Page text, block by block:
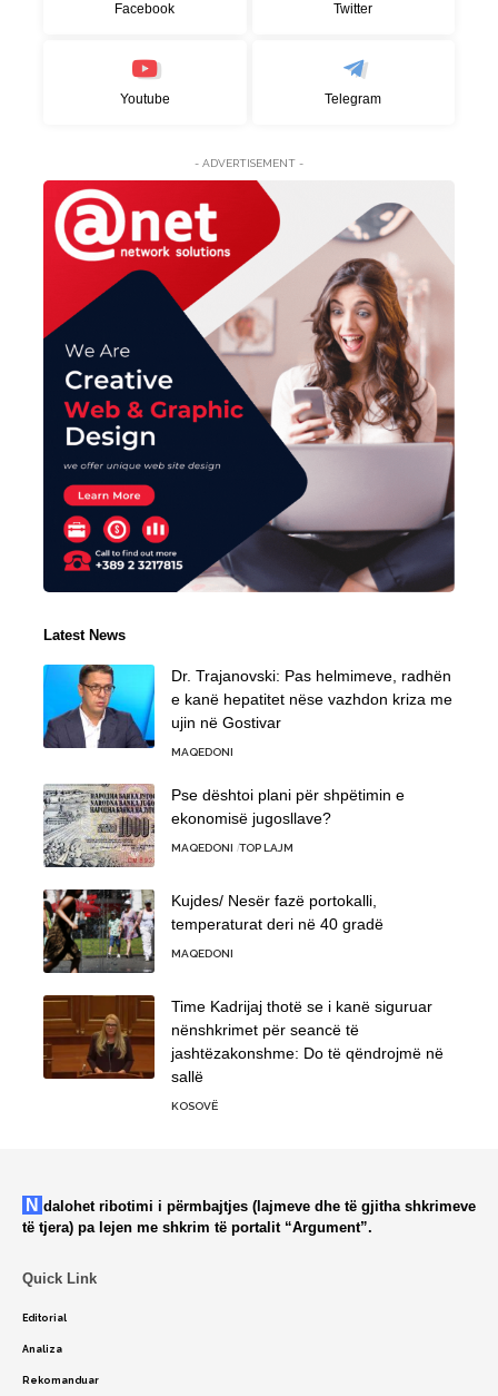
Facebook Twitter
Youtube Telegram
- ADVERTISEMENT -
Latest News
Dr. Trajanovski: Pas helmimeve, radhën
e kanë hepatitet nëse vazhdon kriza me
ujin në Gostivar
MAQEDONI
Pse dështoi plani për shpëtimin e
ekonomisë jugosllave?
MAQEDONI TOP LAJM
Kujdes/ Nesër fazë portokalli,
temperaturat deri në 40 gradë
MAQEDONI
Time Kadrijaj thotë se i kanë siguruar
nënshkrimet për seancë të
jashtëzakonshme: Do të qëndrojmë në
sallë
KOSOVË
Ndalohet ribotimi i përmbajtjes (lajmeve dhe të gjitha shkrimeve
të tjera) pa lejen me shkrim të portalit “Argument”.
Quick Link
Editorial
Analiza
Rekomanduar